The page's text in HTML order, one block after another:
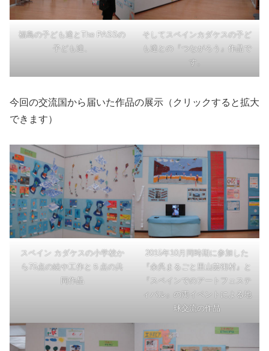
福島の子ども達とThe PASSの
子ども達、
そしてスペインカダケスの子ど
も達との『つながろう』作品で
す。
今回の交流国から届いた作品の展示（クリックすると拡大
できます）
スペイン カダケスの小学校か
ら75点の絵や工作と５点の共
同作品
2015年10月同時期に参加した
『余呉まるごと里山芸術村』と
『スペインでのアートフェステ
ィバル』の両イベントによる地
球交流の作品